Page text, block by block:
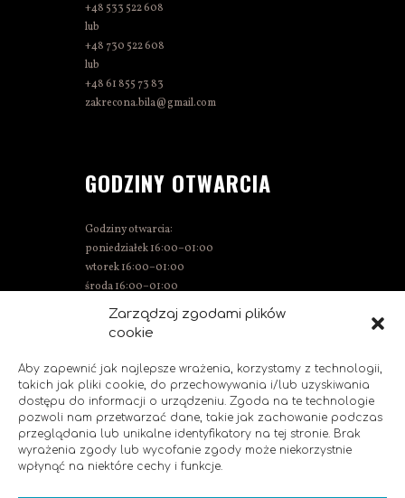
Zarządzaj zgodami plików
cookie
Aby zapewnić jak najlepsze wrażenia, korzystamy z technologii,
takich jak pliki cookie, do przechowywania i/lub uzyskiwania
dostępu do informacji o urządzeniu. Zgoda na te technologie
pozwoli nam przetwarzać dane, takie jak zachowanie podczas
przeglądania lub unikalne identyfikatory na tej stronie. Brak
wyrażenia zgody lub wycofanie zgody może niekorzystnie
wpłynąć na niektóre cechy i funkcje.
+48 533 522 608
lub
+48 730 522 608
lub
+48 61 855 73 83
zakrecona.bila@gmail.com
GODZINY OTWARCIA
Godziny otwarcia:
poniedziałek 16:00–01:00
wtorek 16:00–01:00
środa 16:00–01:00
czwartek 15:00–01:00
piątek 15:00–02:00
niedziela 14:00–00:00
SOCIAL MEDIA